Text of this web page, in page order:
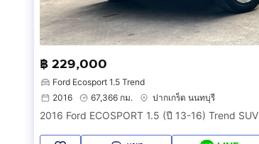
฿ 229,000
Ford Ecosport 1.5 Trend
2016
67,366 กม. ปากเกร็ด นนทบุรี
2016 Ford ECOSPORT 1.5 (ปี 13-16) Trend SUV